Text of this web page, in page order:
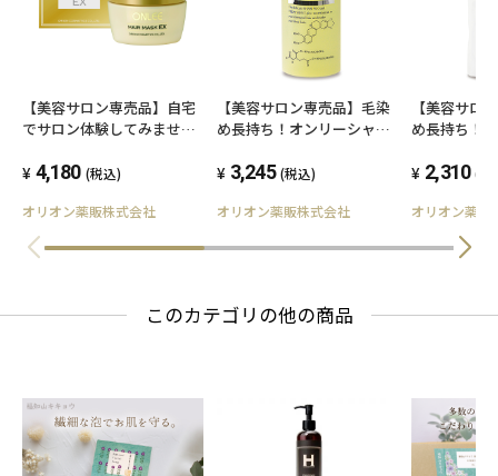
●傷やはれもの、しっしん等、異常のある部位
にはお使いにならないでください。
●目に入ったときは、直ちに洗い流してくださ
い。
●乳幼児の手の届かないところに保管してくだ
さい。
●極端に高温又は低温の場所、直射日光のあた
●希釈しないでご使用ください。(希釈すると経
【美容サロン専売品】自宅
でサロン体験してみません
4,180 (税込)
オリオン薬販株式会社
【美容サロン専売品】毛染
め長持ち！オンリーシャン
3,245 (税込)
オリオン薬販株式会社
【美容サロ
め長持ち！
2,310 (税
オリオン薬販
このカテゴリの他の商品